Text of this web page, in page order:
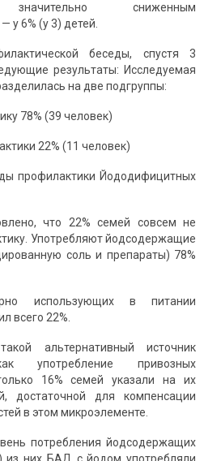
сниженным
у 6% (у 3) детей.
беседы, спустя 3
результаты: Исследуемая
на две подгруппы:
78% (39 человек)
22% (11 человек)
профилактики Йододифицитных
что 22% семей совсем не
Употребляют йодсодержащие
соль и препараты) 78%
использующих в питании
всего 22%.
альтернативный источник
употребление привозных
16% семей указали на их
достаточной для компенсации
в этом микроэлементе.
потребления йодсодержащих